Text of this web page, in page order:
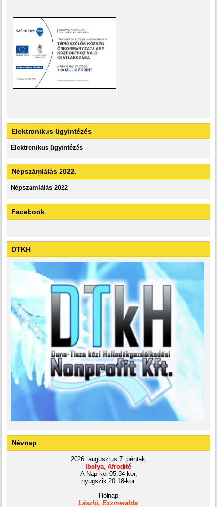
Elektronikus ügyintézés
Elektronikus ügyintézés
Népszámlálás 2022.
Népszámlálás 2022
Facebook
DTKH
Névnap
2026. augusztus 7. péntek
Ibolya, Afrodité
A Nap kel 05:34-kor,
nyugszik 20:18-kor.
Holnap
László, Eszmeralda